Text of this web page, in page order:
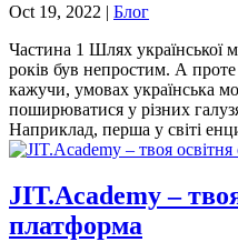
Oct 19, 2022 | Блог
Частина 1 Шлях української
років був непростим. А
кажучи, умовах українська
поширюватися у різних
Наприклад, перша у світі
JIT.Academy –
платформа